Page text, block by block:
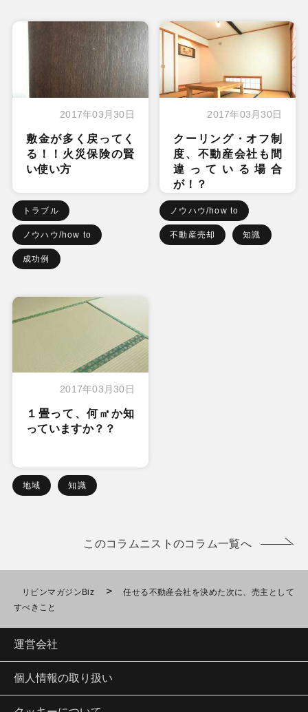
2017年03月30日
敷金が多く戻ってく
る！！火災保険の賢
い使い方
トラブル
ノウハウ/how to
成功例
2017年03月30日
クーリング・オフ制
度、不動産会社も間
違っている場合
が！？
ノウハウ/how to
不動産売却 知識
2017年03月30日
１畳って、何㎡か知
っていますか？？
地域 知識
このコラムニストのコラム一覧へ
リビンマガジンBiz >
任せる不動産会社を決めた次に、売主として
すべきこと
運営会社
個人情報の取り扱い